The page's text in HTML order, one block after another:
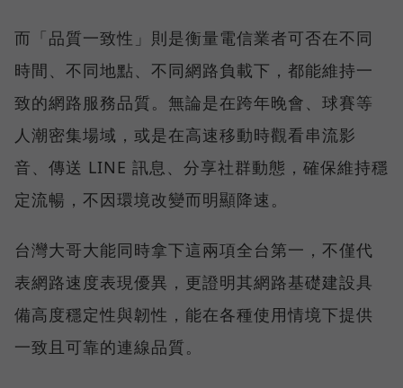
而「品質一致性」則是衡量電信業者可否在不同
時間、不同地點、不同網路負載下，都能維持一
致的網路服務品質。無論是在跨年晚會、球賽等
人潮密集場域，或是在高速移動時觀看串流影
音、傳送 LINE 訊息、分享社群動態，確保維持穩
定流暢，不因環境改變而明顯降速。
台灣大哥大能同時拿下這兩項全台第一，不僅代
表網路速度表現優異，更證明其網路基礎建設具
備高度穩定性與韌性，能在各種使用情境下提供
一致且可靠的連線品質。